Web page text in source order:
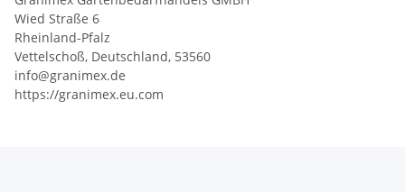
Wied Straße 6
Rheinland-Pfalz
Vettelschoß, Deutschland, 53560
info@granimex.de
https://granimex.eu.com